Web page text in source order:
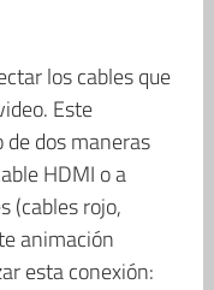
los cables que
Este
dos maneras
HDMI o a
(cables rojo,
animación
esta conexión: